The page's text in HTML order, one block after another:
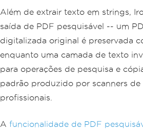
Além de extrair texto em strings,
saída de PDF pesquisável -- um
digitalizada original é preservada
enquanto uma camada de texto
para operações de pesquisa e
padrão produzido por scanners de
profissionais.
A funcionalidade de PDF